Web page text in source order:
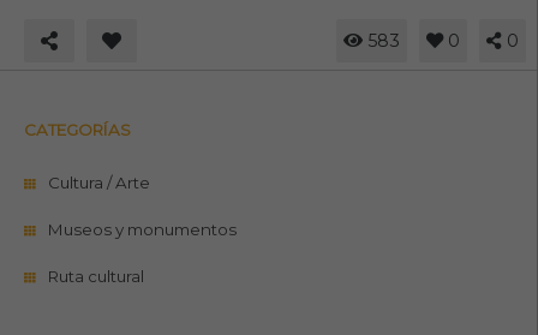
583 0 0
CATEGORÍAS
Cultura / Arte
Museos y monumentos
Ruta cultural